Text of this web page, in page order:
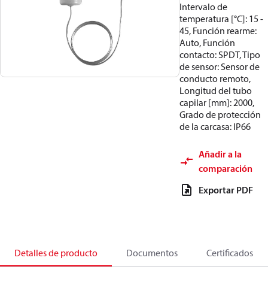
Intervalo de
temperatura [°C]: 15 -
45, Función rearme:
Auto, Función
contacto: SPDT, Tipo
de sensor: Sensor de
conducto remoto,
Longitud del tubo
capilar [mm]: 2000,
Grado de protección
de la carcasa: IP66
Añadir a la
comparación
Exportar PDF
Detalles de producto Documentos Certificados